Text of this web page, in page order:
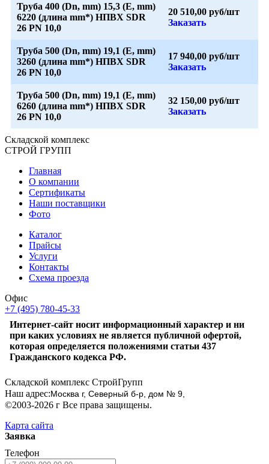
Труба 400 (Dn, mm) 15,3 (E, mm)
6220 (длина mm*) НПВХ SDR
26 PN 10,0
20 510,00 руб/шт
Заказать
Труба 500 (Dn, mm) 19,1 (E, mm)
3260 (длина mm*) НПВХ SDR
26 PN 10,0
17 940,00 руб/шт
Заказать
Труба 500 (Dn, mm) 19,1 (E, mm)
6260 (длина mm*) НПВХ SDR
26 PN 10,0
32 150,00 руб/шт
Заказать
Складской комплекс
СТРОЙ ГРУПП
Главная
О компании
Сертификаты
Наши поставщики
Фото
Каталог
Прайсы
Услуги
Контакты
Схема проезда
Офис
+7 (495) 780-45-33
Интернет-сайт носит информационный характер и ни
при каких условиях не является публичной офертой,
которая определяется положениями статьи 437
Гражданского кодекса РФ.
Складской комплекс СтройГрупп
Наш адрес:Москва г, Северный б-р, дом № 9,
©2003-2026 г Все права защищены.
Карта сайта
Заявка
Телефон